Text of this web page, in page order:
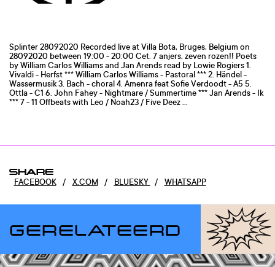
Splinter 28092020 Recorded live at Villa Bota, Bruges, Belgium on
28092020 between 19:00 - 20:00 Cet. 7 anjers, zeven rozen!! Poets
by William Carlos Williams and Jan Arends read by Lowie Rogiers 1.
Vivaldi - Herfst *** William Carlos Williams - Pastoral *** 2. Händel -
Wassermusik 3. Bach - choral 4. Amenra feat Sofie Verdoodt - A5 5.
Ottla - C1 6. John Fahey - Nightmare / Summertime *** Jan Arends - Ik
*** 7 - 11 Offbeats with Leo / Noah23 / Five Deez ...
SHARE
FACEBOOK / X.COM / BLUESKY / WHATSAPP
GERELATEERD